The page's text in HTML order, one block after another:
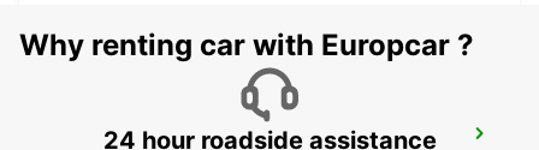
ROME VATICAN STATE - IKC
Why renting car with Europcar ?
24 hour roadside assistance